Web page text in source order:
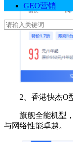
GEO营销
2、香港快杰O
旗舰全能机型
与网络性能卓越。